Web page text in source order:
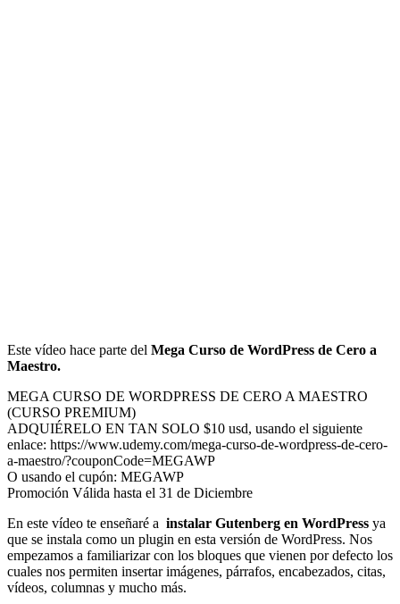
Este vídeo hace parte del Mega Curso de WordPress de Cero a
Maestro.
MEGA CURSO DE WORDPRESS DE CERO A MAESTRO
(CURSO PREMIUM)
ADQUIÉRELO EN TAN SOLO $10 usd, usando el siguiente
enlace: https://www.udemy.com/mega-curso-de-wordpress-de-cero-
a-maestro/?couponCode=MEGAWP
O usando el cupón: MEGAWP
Promoción Válida hasta el 31 de Diciembre
En este vídeo te enseñaré a instalar Gutenberg en WordPress ya
que se instala como un plugin en esta versión de WordPress. Nos
empezamos a familiarizar con los bloques que vienen por defecto los
cuales nos permiten insertar imágenes, párrafos, encabezados, citas,
vídeos, columnas y mucho más.